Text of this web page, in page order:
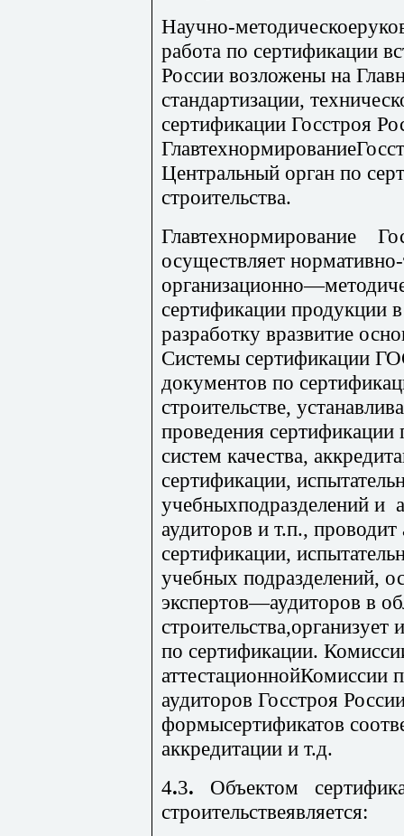
Научно-
работа по сертификации
России возложены на
стандартизации,
сертификации Госстроя
Центральный орган по
строительства.
Главтехнормирование
осуществляет
сертификации продукции
разработку вразвитие
Системы сертификации
документов по
строительстве,
проведения
систем качества,
сертификации,
учебныхподразделений и
аудиторов и т.п.,
сертификации,
учебных подразделений,
экспертов—аудиторов в
строительства,организует
по сертификации.
аттестационнойКомиссии
аудиторов Госстроя
формысертификатов
аккредитации и т.д.
4.3. Объектом
строительствеявляется: